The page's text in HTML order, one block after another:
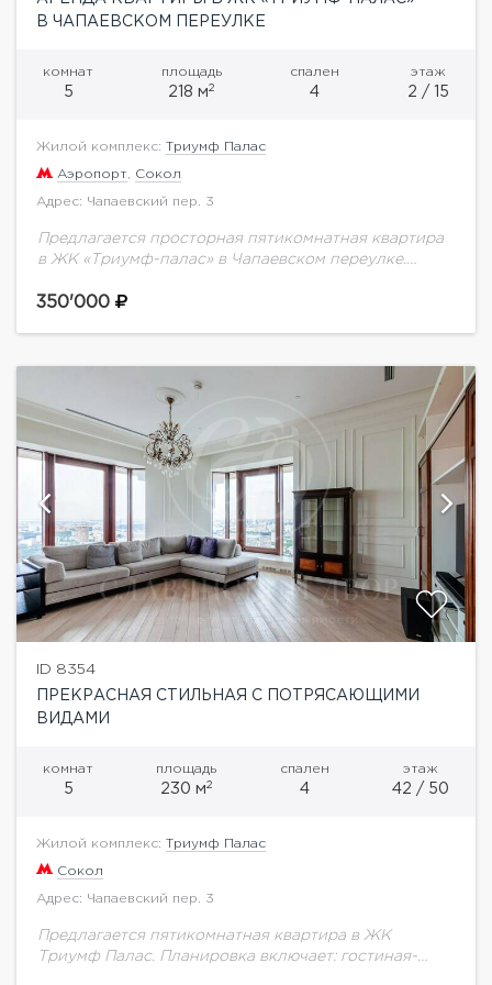
В ЧАПАЕВСКОМ ПЕРЕУЛКЕ
комнат
5
площадь
218 м2
спален
4
этаж
2 / 15
Жилой комплекс: Триумф Палас
Аэропорт Сокол
Адрес: Чапаевский пер. 3
Предлагается просторная пятикомнатная квартира
в ЖК «Триумф-палас» в Чапаевском переулке.
(50 кв.м), встроенная кухня (20 кв.м), комната
350'000
ID 8354
ПРЕКРАСНАЯ СТИЛЬНАЯ С ПОТРЯСАЮЩИМИ
ВИДАМИ
комнат
5
площадь
230 м2
спален
4
этаж
42 / 50
Жилой комплекс: Триумф Палас
Сокол
Адрес: Чапаевский пер. 3
Предлагается пятикомнатная квартира в ЖК
Триумф Палас. Планировка включает: гостиная-